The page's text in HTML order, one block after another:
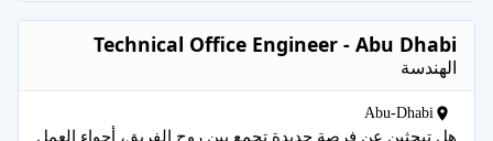
Technical Office Engineer - Abu Dhabi
الهندسة
Abu-Dhabi
هل تبحثين عن فرصة جديدة تجمع بين روح الفريق، أجواء العمل